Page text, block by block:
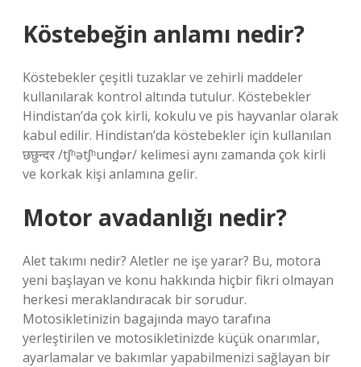
Köstebeğin anlamı nedir?
Köstebekler çeşitli tuzaklar ve zehirli maddeler
kullanılarak kontrol altında tutulur. Köstebekler
Hindistan’da çok kirli, kokulu ve pis hayvanlar olarak
kabul edilir. Hindistan’da köstebekler için kullanılan
छछुन्दर /tʃʰətʃʰund̪ər/ kelimesi aynı zamanda çok kirli
ve korkak kişi anlamına gelir.
Motor avadanlığı nedir?
Alet takımı nedir? Aletler ne işe yarar? Bu, motora
yeni başlayan ve konu hakkında hiçbir fikri olmayan
herkesi meraklandıracak bir sorudur.
Motosikletinizin bagajında ​​mayo tarafına
yerleştirilen ve motosikletinizde küçük onarımlar,
ayarlamalar ve bakımlar yapabilmenizi sağlayan bir